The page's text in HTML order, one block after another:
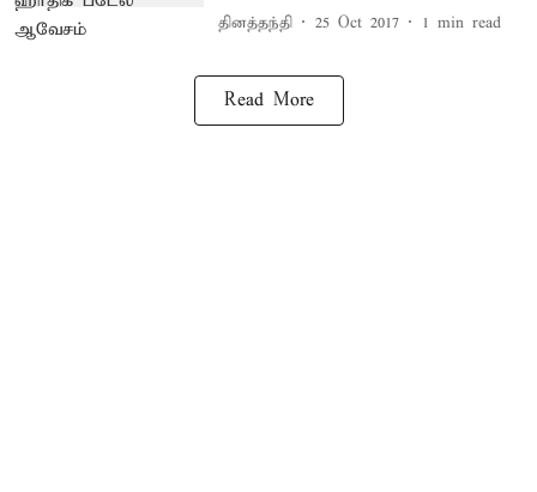
தினத்தந்தி 25 Oct 2017 1 min read
Read More